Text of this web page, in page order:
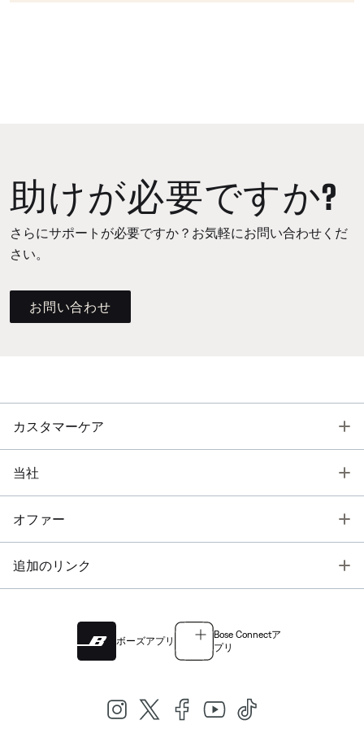
助けが必要ですか?
さらにサポートが必要ですか？お気軽にお問い合わせくだ
さい。
お問い合わせ
カスタマーケア
当社
オファー
追加のリンク
ボーズアプリ
Bose Connectア
プリ